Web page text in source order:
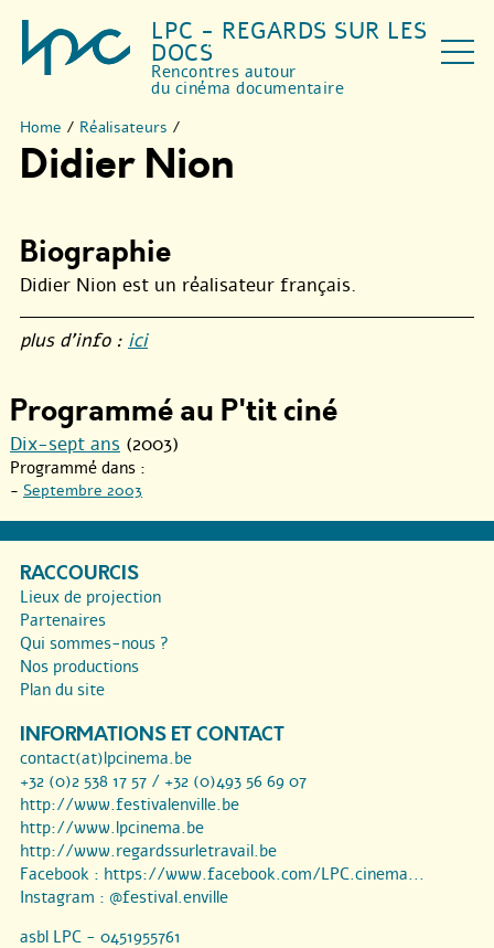
LPC - REGARDS SUR LES
DOCS
Rencontres autour
du cinéma documentaire
Home / Réalisateurs /
Didier Nion
Biographie
Didier Nion est un réalisateur français.
plus d’info : ici
Programmé au P'tit ciné
Dix-sept ans (2003)
Programmé dans :
- Septembre 2003
RACCOURCIS
Lieux de projection
Partenaires
Qui sommes-nous ?
Nos productions
Plan du site
INFORMATIONS ET CONTACT
contact(at)lpcinema.be
+32 (0)2 538 17 57 / +32 (0)493 56 69 07
http://www.festivalenville.be
http://www.lpcinema.be
http://www.regardssurletravail.be
Facebook : https://www.facebook.com/LPC.cinema...
Instagram : @festival.enville
asbl LPC - 0451955761